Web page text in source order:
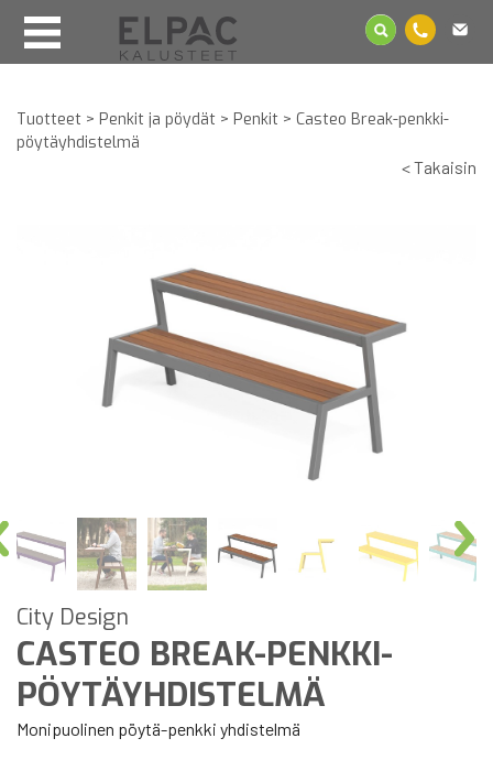
Tuotteet > Penkit ja pöydät > Penkit > Casteo Break-penkki-
pöytäyhdistelmä
< Takaisin
City Design
CASTEO BREAK-PENKKI-
PÖYTÄYHDISTELMÄ
Monipuolinen pöytä-penkki yhdistelmä